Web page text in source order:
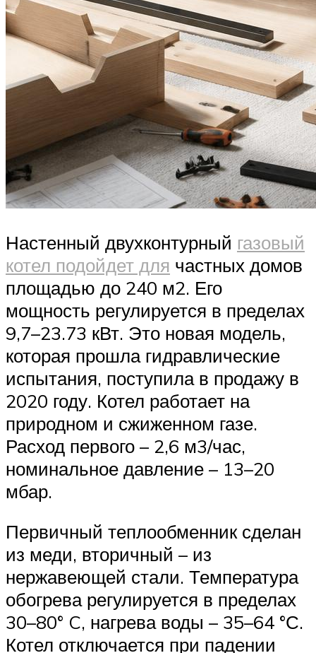
Настенный двухконтурный газовый
котел подойдет для частных домов
площадью до 240 м2. Его
мощность регулируется в пределах
9,7–23.73 кВт. Это новая модель,
которая прошла гидравлические
испытания, поступила в продажу в
2020 году. Котел работает на
природном и сжиженном газе.
Расход первого – 2,6 м3/час,
номинальное давление – 13–20
мбар.
Первичный теплообменник сделан
из меди, вторичный – из
нержавеющей стали. Температура
обогрева регулируется в пределах
30–80° C, нагрева воды – 35–64 °С.
Котел отключается при падении